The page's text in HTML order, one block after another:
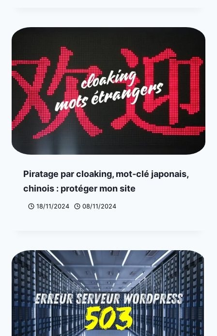
Piratage par cloaking, mot-clé japonais,
chinois : protéger mon site
18/11/2024 08/11/2024